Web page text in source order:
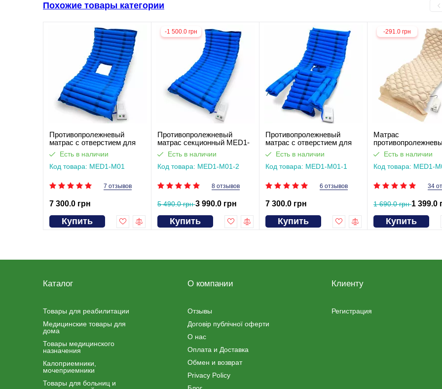
Похожие товары категории
Противопролежневый
матрас c отверстием для
туалета MED1-M01
Есть в наличии
Код товара: MED1-M01
7 отзывов
7 300.0 грн
Купить
-1 500.0 грн
Противопролежневый
матрас секционный MED1-
M01Есть в наличии
Код товара: MED1-M01-2
8 отзывов
5 490.0 грн3 990.0 грн
Купить
Противопролежневый
матрас c отверстием для
туалета для кровати MED1-
H05
Есть в наличии
Код товара: MED1-M01-1
6 отзывов
7 300.0 грн
Купить
-291.0 грн
Матрас
ячеистый с
М02
Есть в наличии
Код товара: MED1-
34
1 690.0 грн1 399.0
Купить
Каталог
Товары для реабилитации
Медицинские товары для
дома
Товары медицинского
назначения
Калоприемники,
мочеприемники
Товары для больниц и
О компании
Отзывы
Договір публічної оферти
О нас
Оплата и Доставка
Обмен и возврат
Privacy Policy
Клиенту
Регистрация